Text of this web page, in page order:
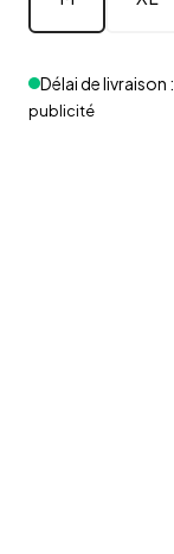
Délai de livraison :
publicité